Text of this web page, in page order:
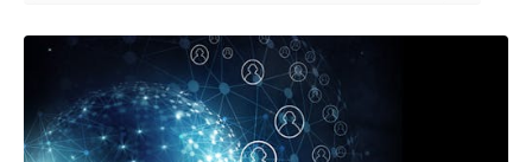
Latest Social